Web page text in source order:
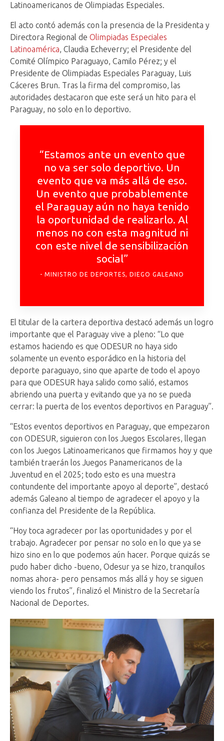
Latinoamericanos de Olimpiadas Especiales.
El acto contó además con la presencia de la Presidenta y
Directora Regional de Olimpiadas Especiales
Latinoamérica, Claudia Echeverry; el Presidente del
Comité Olímpico Paraguayo, Camilo Pérez; y el
Presidente de Olimpiadas Especiales Paraguay, Luis
Cáceres Brun. Tras la firma del compromiso, las
autoridades destacaron que este será un hito para el
Paraguay, no solo en lo deportivo.
“Estamos ante un evento que
no va ser solo deportivo. Un
evento que va más allá de eso.
Un evento que probablemente
el Paraguay aún no haya tenido
la oportunidad de realizarlo. Al
menos no con esta magnitud ni
con este nivel de sensibilización
social”
MINISTRO DE DEPORTES, DIEGO GALEANO
El titular de la cartera deportiva destacó además un logro
importante que el Paraguay vive a pleno: “Lo que
estamos haciendo es que ODESUR no haya sido
solamente un evento esporádico en la historia del
deporte paraguayo, sino que aparte de todo el apoyo
para que ODESUR haya salido como salió, estamos
abriendo una puerta y evitando que ya no se pueda
cerrar: la puerta de los eventos deportivos en Paraguay”.
“Estos eventos deportivos en Paraguay, que empezaron
con ODESUR, siguieron con los Juegos Escolares, llegan
con los Juegos Latinoamericanos que firmamos hoy y que
también traerán los Juegos Panamericanos de la
Juventud en el 2025; todo esto es una muestra
contundente del importante apoyo al deporte”, destacó
además Galeano al tiempo de agradecer el apoyo y la
confianza del Presidente de la República.
“Hoy toca agradecer por las oportunidades y por el
trabajo. Agradecer por pensar no solo en lo que ya se
hizo sino en lo que podemos aún hacer. Porque quizás se
pudo haber dicho -bueno, Odesur ya se hizo, tranquilos
nomas ahora- pero pensamos más allá y hoy se siguen
viendo los frutos”, finalizó el Ministro de la Secretaría
Nacional de Deportes.